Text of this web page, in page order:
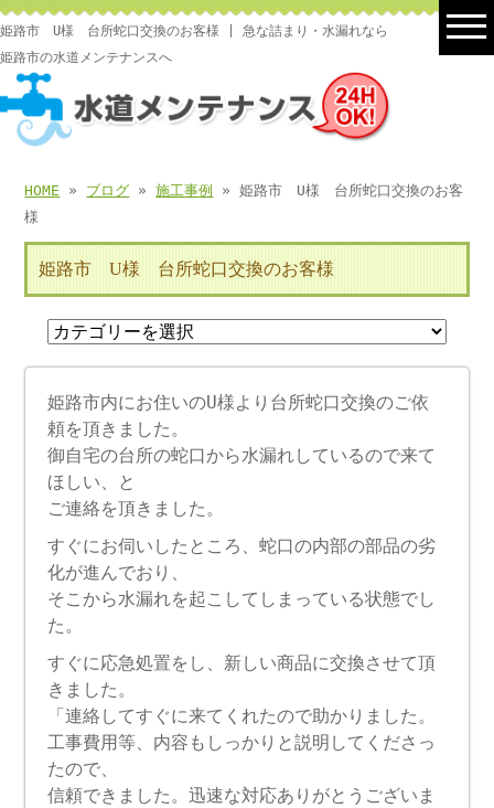
姫路市 U様 台所蛇口交換のお客様 | 急な詰まり・水漏れなら
姫路市の水道メンテナンスへ
HOME » ブログ »施工事例
» 姫路市 U様 台所蛇口交換のお客
様
姫路市 U様 台所蛇口交換のお客様
姫路市内にお住いのU様より台所蛇口交換のご依
頼を頂きました。
御自宅の台所の蛇口から水漏れしているので来て
ほしい、と
ご連絡を頂きました。
すぐにお伺いしたところ、蛇口の内部の部品の劣
化が進んでおり、
そこから水漏れを起こしてしまっている状態でし
た。
すぐに応急処置をし、新しい商品に交換させて頂
きました。
「連絡してすぐに来てくれたので助かりました。
工事費用等、内容もしっかりと説明してくださっ
たので、
信頼できました。迅速な対応ありがとうございま